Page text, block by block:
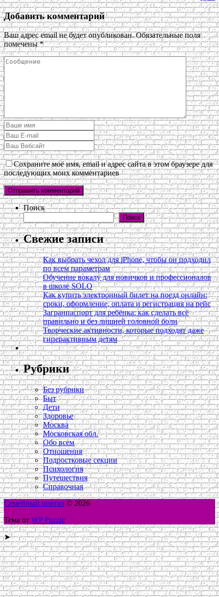
Добавить комментарий
Ваш адрес email не будет опубликован. Обязательные поля
помечены*
Сохраните моё имя, email и адрес сайта в этом браузере для
последующих моих комментариев
Поиск
Поиск
Свежие записи
Как выбрать чехол для iPhone, чтобы он подходил
по всем параметрам
Обучение вокалу для новичков и профессионалов
в школе SOLO
Как купить электронный билет на поезд онлайн:
сроки, оформление, оплата и регистрация на рейс
Загранпаспорт для ребёнка: как сделать всё
правильно и без лишней головной боли
Творческие активности, которые подходят даже
гиперактивным детям
Рубрики
Без рубрики
Быт
Дети
Здоровье
Москва
Московская обл.
Обо всем
Отношения
Подростковые секции
Психология
Путешествия
Справочная
Семейный портал © 2026
Тема от WP Puzzle
➤